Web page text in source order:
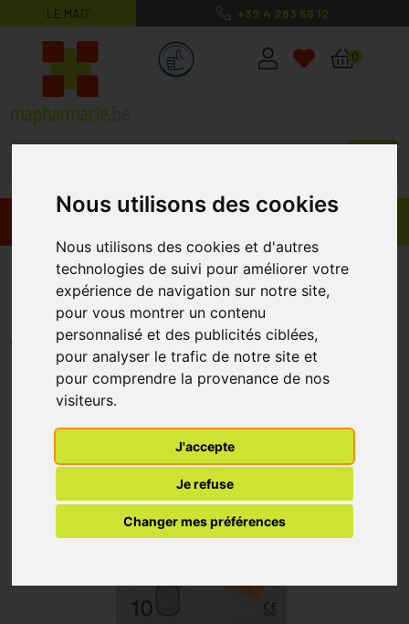
Nous utilisons des cookies
Nous utilisons des cookies et d'autres
technologies de suivi pour améliorer votre
expérience de navigation sur notre site,
pour vous montrer un contenu
personnalisé et des publicités ciblées,
pour analyser le trafic de notre site et
pour comprendre la provenance de nos
visiteurs.
J'accepte
Je refuse
Changer mes préférences
LE MAG’ +32 4 263 56 12
MaPharmacie.be ma santé, mes
0
Duoderm Extra Fin 5x10 H 7959
10 Pièce
CONVATEC